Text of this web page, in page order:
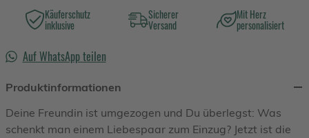
Käuferschutz
inklusive
Sicherer
Versand
Mit Herz
personalisiert
Auf WhatsApp teilen
Produktinformationen
Deine Freundin ist umgezogen und Du überlegst: Was
schenkt man einem Liebespaar zum Einzug? Jetzt ist die